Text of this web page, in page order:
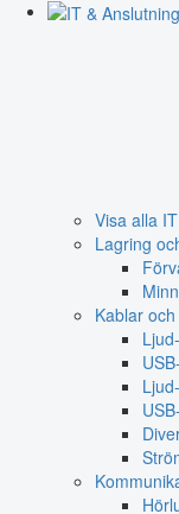
Visa alla
Lagring
Kablar